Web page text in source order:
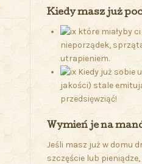
Kiedy masz już
które miałyby
nieporządek,
utrapieniem.
Kiedy już sobie
jakości) stale
przedsięwziąć!
Wymień je na
Jeśli masz już w domu
szczęście lub